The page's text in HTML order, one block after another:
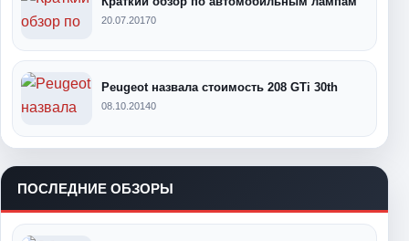
20.07.20170
Peugeot назвала стоимость 208 GTi 30th
08.10.20140
ПОСЛЕДНИЕ ОБЗОРЫ